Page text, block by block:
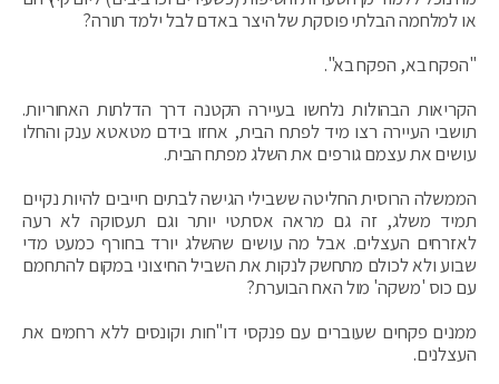
או למלחמה הבלתי פוסקת של היצר באדם לבל ילמד תורה?
"הפקח בא, הפקח בא".
הקריאות הבהולות נלחשו בעיירה הקטנה דרך הדלתות האחוריות.
תושבי העיירה רצו מיד לפתח הבית, אחזו בידם מטאטא ענק והחלו
עושים את עצמם גורפים את השלג מפתח הבית.
הממשלה הרוסית החליטה ששבילי הגישה לבתים חייבים להיות נקיים
תמיד משלג, זה גם מראה אסתטי יותר וגם תעסוקה לא רעה
לאזרחים העצלים. אבל מה עושים שהשלג יורד בחורף כמעט מדי
שבוע ולא לכולם מתחשק לנקות את השביל החיצוני במקום להתחמם
עם כוס 'משקה' מול האח הבוערת?
ממנים פקחים שעוברים עם פנקסי דו"חות וקונסים ללא רחמים את
העצלנים.